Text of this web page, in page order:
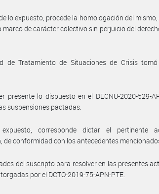
lo expuesto, procede la homologación del
de carácter colectivo sin perjuicio del
de Tratamiento de Situaciones de Crisis
presente lo dispuesto en el DECNU-2020-529-
suspensiones pactadas.
corresponde dictar el pertinente
de conformidad con los antecedentes
del suscripto para resolver en las presentes
por el DCTO-2019-75-APN-PTE.